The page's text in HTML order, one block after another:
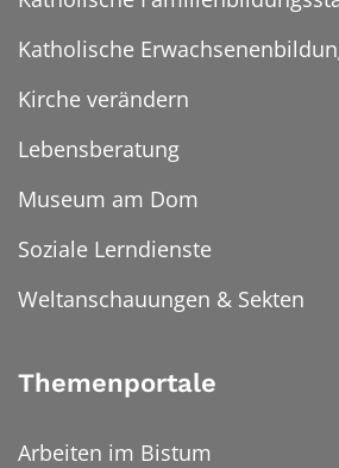
Katholische
Kirche verändern
Lebensberatung
Museum am Dom
Soziale Lerndienste
Weltanschauungen & Sekten
Themenportale
Arbeiten im Bistum